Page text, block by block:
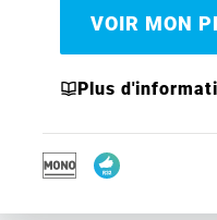
VOIR MON
Plus